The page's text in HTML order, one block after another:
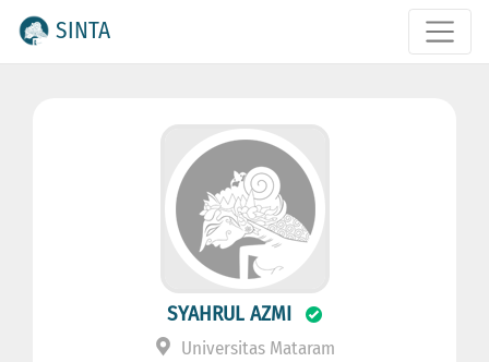
SINTA
SYAHRUL AZMI
Universitas Mataram